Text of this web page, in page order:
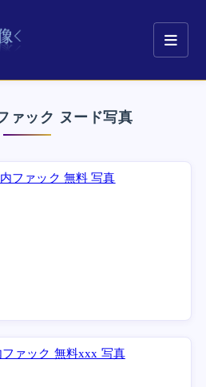
ァック ヌード写真